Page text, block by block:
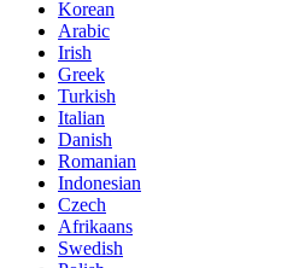
Korean
Arabic
Irish
Greek
Turkish
Italian
Danish
Romanian
Indonesian
Czech
Afrikaans
Swedish